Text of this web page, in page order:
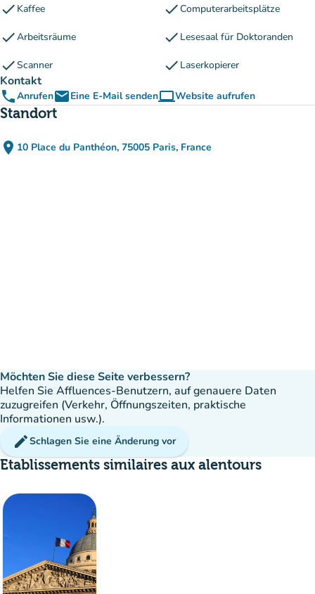
check Kaffee checkComputerarbeitsplätze
checkArbeitsräume check Lesesaal für Doktoranden
checkScanner check Laserkopierer
Kontakt
phoneAnrufenemailEine E-Mail sendencomputerWebsite aufrufen
(new tab)
Standort
place 10 Place du Panthéon, 75005 Paris, France
(in Google Maps öffnen)
(new tab)
Möchten Sie diese Seite verbessern?
Helfen Sie Affluences-Benutzern, auf genauere Daten
zuzugreifen (Verkehr, Öffnungszeiten, praktische
Informationen usw.).
editSchlagen Sie eine Änderung vor
Etablissements similaires aux alentours